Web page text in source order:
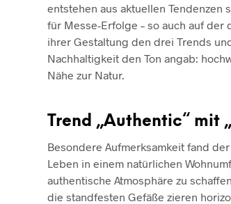
entstehen aus aktuellen Tendenzen
für Messe-Erfolge – so auch auf
ihrer Gestaltung den drei Trends
Nachhaltigkeit den Ton angab:
Nähe zur Natur.
Trend „Authentic“ mit
Besondere Aufmerksamkeit fand
Leben in einem natürlichen
authentische Atmosphäre zu
die standfesten Gefäße zieren